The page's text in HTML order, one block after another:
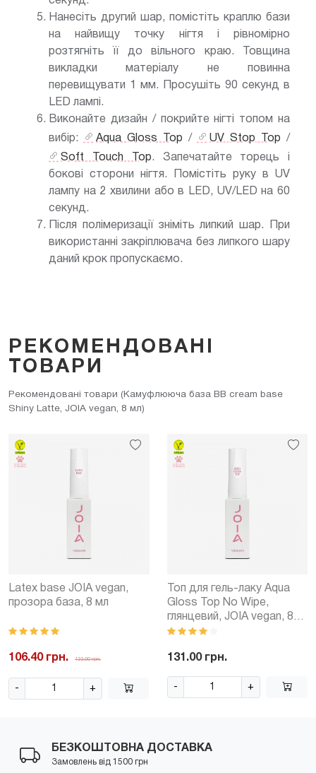
Нанесіть другий шар, помістіть краплю бази
на найвищу точку нігтя і рівномірно
розтягніть її до вільного краю. Товщина
викладки матеріалу не повинна
перевищувати 1 мм. Просушіть 90 секунд в
LED лампі.
Виконайте дизайн / покрийте нігті топом на
вибір:
Aqua Gloss Top / UV Stop Top /
Soft Touch Top. Запечатайте торець і
бокові сторони нігтя. Помістіть руку в UV
лампу на 2 хвилини або в LED, UV/LED на 60
секунд.
Після полімеризації зніміть липкий шар. При
використанні закріплювача без липкого шару
даний крок пропускаємо.
РЕКОМЕНДОВАНІ
ТОВАРИ
Рекомендовані товари (Камуфлююча база BB cream base
Shiny Latte, JOIA vegan, 8 мл)
Latex base JOIA vegan,
прозора база, 8 мл
106.40 грн. 133.00 грн.
- +
Топ для гель-лаку Aqua
Gloss Top No Wipe,
глянцевий, JOIA vegan, 8
мл
131.00 грн.
- +
БЕЗКОШТОВНА ДОСТАВКА
Замовлень від 1500 грн